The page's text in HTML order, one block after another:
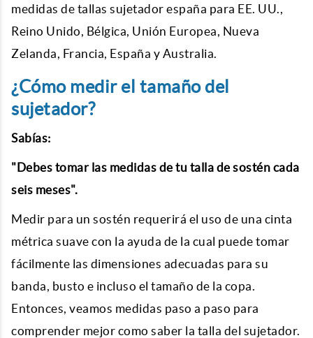
medidas de tallas sujetador españa para EE. UU.,
Reino Unido, Bélgica, Unión Europea, Nueva
Zelanda, Francia, España y Australia.
¿Cómo medir el tamaño del
sujetador?
Sabías:
"Debes tomar las medidas de tu talla de sostén cada
seis meses".
Medir para un sostén requerirá el uso de una cinta
métrica suave con la ayuda de la cual puede tomar
fácilmente las dimensiones adecuadas para su
banda, busto e incluso el tamaño de la copa.
Entonces, veamos medidas paso a paso para
comprender mejor como saber la talla del sujetador.